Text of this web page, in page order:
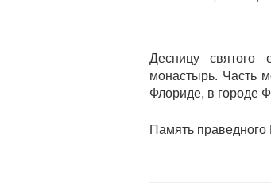
Десницу
монастырь. Часть
Флориде, в городе
Память праведного